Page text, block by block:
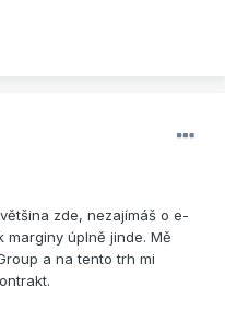
zde, nezajímáš o e-
marginy úplně jinde. Mě
a na tento trh mi